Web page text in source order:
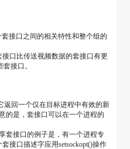
接口之间的相关特性和整个组的
口比传送视频数据的套接口有更
接口。
返回一个仅在目标进程中有效的新
的是，套接口可以在一个进程的
套接口的例子是，有一个进程专
接口描述字应用setsockopt()操作